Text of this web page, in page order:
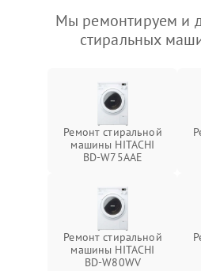
Мы ремонтируем и
стиральных
Ремонт стиральной
машины HITACHI
BD-W75AAE
Ремонт стиральной
машины HITACHI
BD-W80WV